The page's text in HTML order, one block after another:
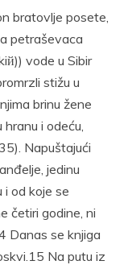
bratovlje posete,
petraševaca
vode u Sibir
stižu u
brinu žene
hranu i odeću,
Napuštajući
jedinu
i od koje se
četiri godine, ni
Danas se knjiga
Na putu iz